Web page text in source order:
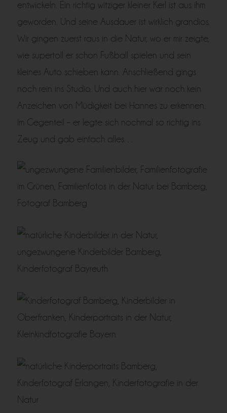
entwickeln. Ein richtig witziger kleiner Kerl ist aus ihm
geworden. Und seine Ausdauer ist wirklich grandios.
Wir gingen zuerst raus in die Natur, wo er mir zeigte,
wie supertoll er schon Fußball spielen und sein
kleines Auto schieben kann. Anschließend gings
noch rein ins Studio. Und auch hier war noch kein
Anzeichen von Müdigkeit bei Hannes zu erkennen.
Im Gegenteil – er legte sich nochmal so richtig ins
Zeug und gab einfach alles…